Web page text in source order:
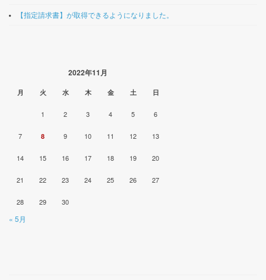
【指定請求書】が取得できるようになりました。
2022年11月
月 火 水 木 金 土 日
1 2 3 4 5 6
7 8 9 10 11 12 13
14 15 16 17 18 19 20
21 22 23 24 25 26 27
28 29 30
« 5月